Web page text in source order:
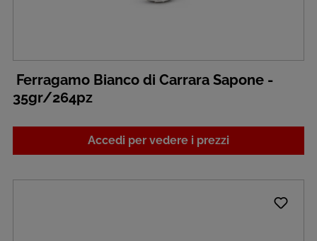
Ferragamo Bianco di Carrara Sapone -
35gr/264pz
Accedi per vedere i prezzi